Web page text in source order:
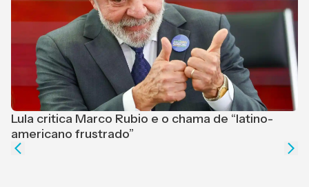
Lula critica Marco Rubio e o chama de “latino-
americano frustrado”